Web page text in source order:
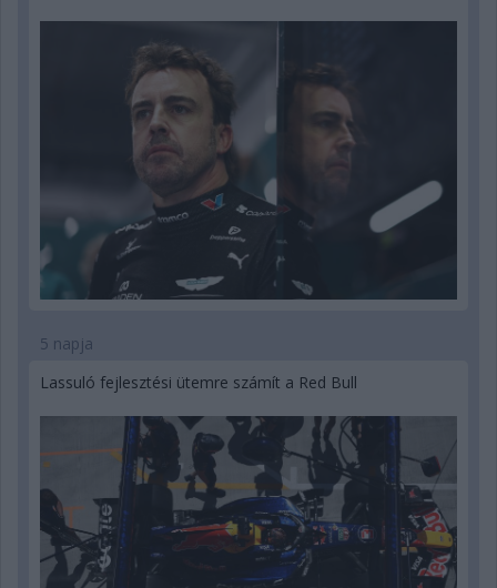
5 napja
Lassuló fejlesztési ütemre számít a Red Bull